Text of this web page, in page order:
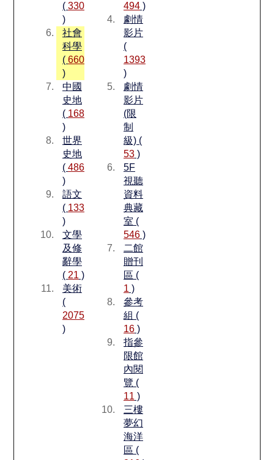
( 330
)
社會
科學
( 660
)
中國
史地
( 168
)
世界
史地
( 486
)
語文
( 133
)
文學
及修
辭學
( 21 )
美術
(
2075
)
494)
劇情
影片
(
1393
)
劇情
影片
(限
制
級) (
53)
5F
視聽
資料
典藏
室 (
546)
二館
贈刊
區 (
1 )
參考
組 (
16)
指參
限館
內閱
覽 (
11 )
三樓
夢幻
海洋
區 (